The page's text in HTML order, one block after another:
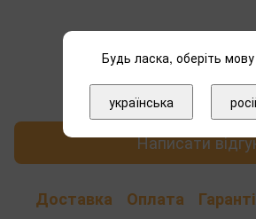
Написати
Доставка Оплата
Будь ласка, оберіть
українська